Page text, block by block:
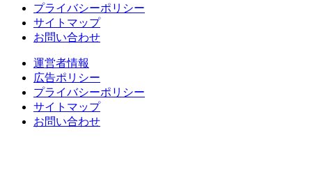
プライバシーポリシー
サイトマップ
お問い合わせ
運営者情報
広告ポリシー
プライバシーポリシー
サイトマップ
お問い合わせ